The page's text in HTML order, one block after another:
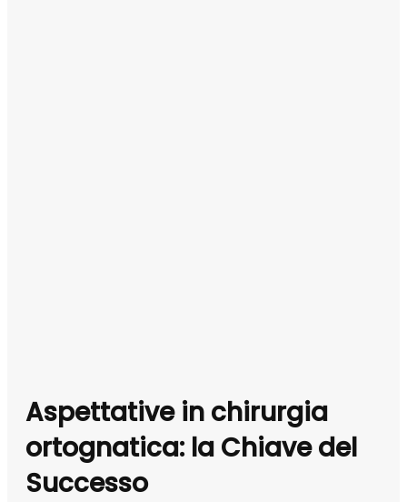
Aspettative in chirurgia
ortognatica: la Chiave del
Successo